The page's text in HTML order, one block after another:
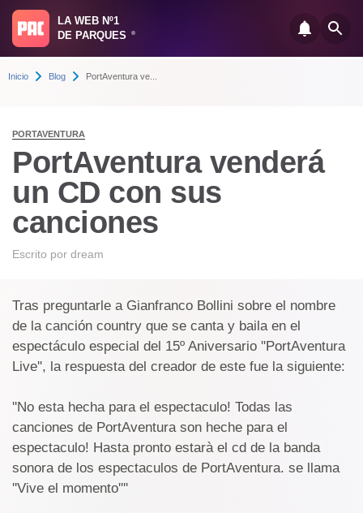
LA WEB Nº1
DE PARQUES
®
Inicio Blog PortAventura ve...
PORTAVENTURA
PortAventura venderá
un CD con sus
canciones
Escrito por dream
Tras preguntarle a Gianfranco Bollini sobre el nombre
de la canción country que se canta y baila en el
espectáculo especial del 15º Aniversario ''PortAventura
Live'', la respuesta del creador de este fue la siguiente:
''No esta hecha para el espectaculo! Todas las
canciones de PortAventura son heche para el
espectaculo! Hasta pronto estarà el cd de la banda
sonora de los espectaculos de PortAventura. se llama
''Vive el momento''''